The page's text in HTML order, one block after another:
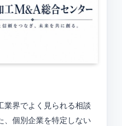
業界でよく見られる相談
、個別企業を特定しない